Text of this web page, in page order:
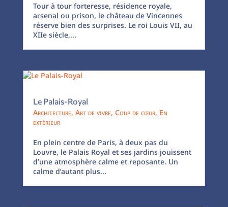
Tour à tour forteresse, résidence royale,
arsenal ou prison, le château de Vincennes
réserve bien des surprises. Le roi Louis VII, au
XIIe siècle,...
Le Palais-Royal
Architecture, Art de vivre, Coup de cœur, En
extérieur
En plein centre de Paris, à deux pas du
Louvre, le Palais Royal et ses jardins jouissent
d’une atmosphère calme et reposante. Un
calme d’autant plus...